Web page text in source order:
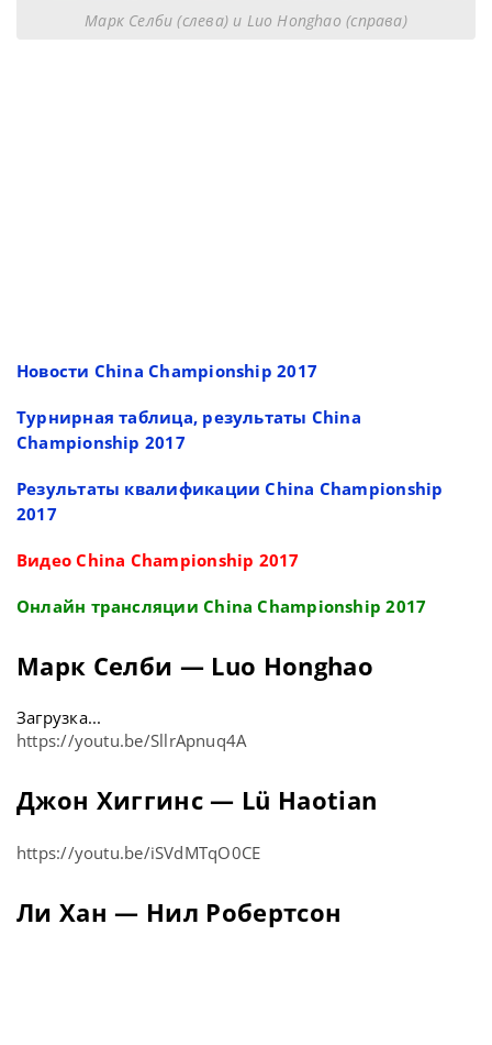
Марк Селби (слева) и Luo Honghao (справа)
Новости China Championship 2017
Турнирная таблица, результаты China
Championship 2017
Результаты квалификации China Championship
2017
Видео China Championship 2017
Онлайн трансляции China Championship 2017
Марк Селби — Luo Honghao
Загрузка...
https://youtu.be/SllrApnuq4A
Джон Хиггинс — Lü Haotian
https://youtu.be/iSVdMTqO0CE
Ли Хан — Нил Робертсон